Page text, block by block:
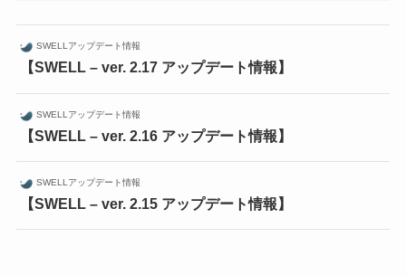
SWELLアップデート情報
【SWELL – ver. 2.17 アップデート情報】
SWELLアップデート情報
【SWELL – ver. 2.16 アップデート情報】
SWELLアップデート情報
【SWELL – ver. 2.15 アップデート情報】